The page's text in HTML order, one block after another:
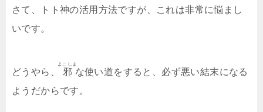
さて、トト神の活用方法ですが、これは非常に悩まし
いです。
どうやら、 邪
よこしま
な使い道をすると、必ず悪い結末になる
ようだからです。